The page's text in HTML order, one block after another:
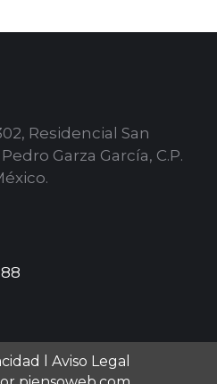
Residencial San
Garza García, C.P.
Aviso Legal